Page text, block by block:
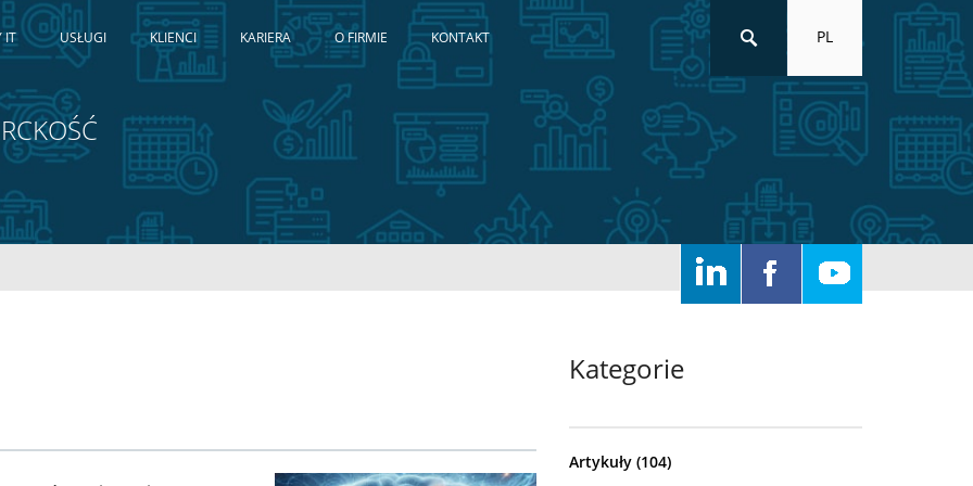
IT USŁUGI KLIENCI KARIERA O FIRMIE KONTAKT PL
Kategorie
Artykuły (104)